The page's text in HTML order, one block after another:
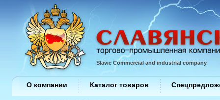
Slavic Commercial and industrial company
О компании Каталог товаров